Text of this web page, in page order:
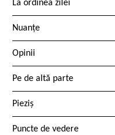
La ordinea zilei
Nuanțe
Opinii
Pe de altă parte
Pieziș
Puncte de vedere